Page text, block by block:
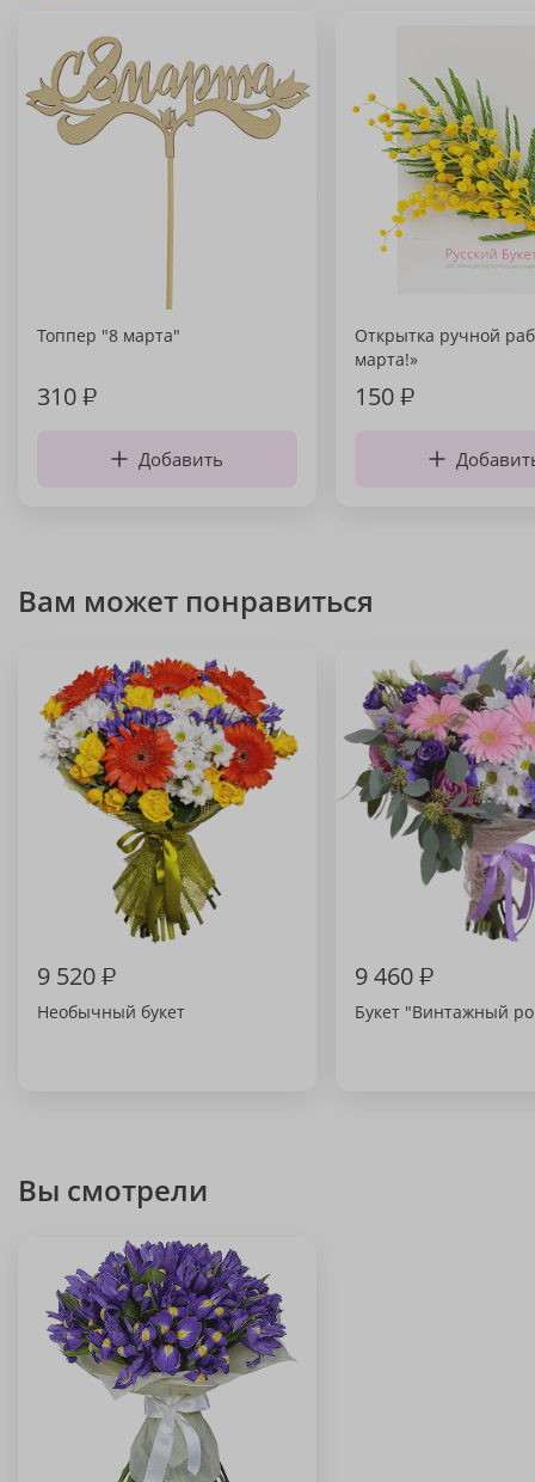
Топпер "8 марта"
310₽
Добавить
Открытка ручной
марта!»
150₽
Вам может понравиться
9 520₽
Необычный букет
9 460₽
Букет "Винтажный
Вы смотрели